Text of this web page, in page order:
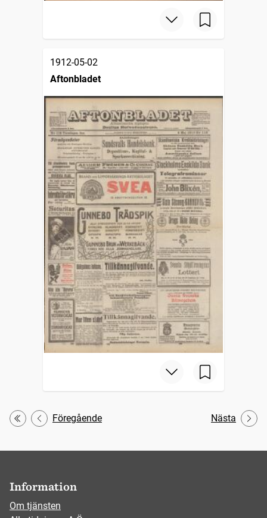
1912-05-02
Aftonbladet
Första
Föregående Nästa
Information
Om tjänsten